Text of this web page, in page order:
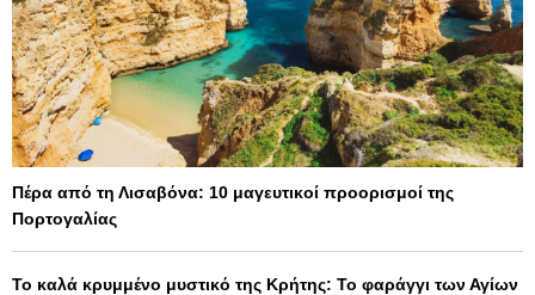
Πέρα από τη Λισαβόνα: 10 μαγευτικοί προορισμοί της
Πορτογαλίας
Το καλά κρυμμένο μυστικό της Κρήτης: Το φαράγγι των Αγίων